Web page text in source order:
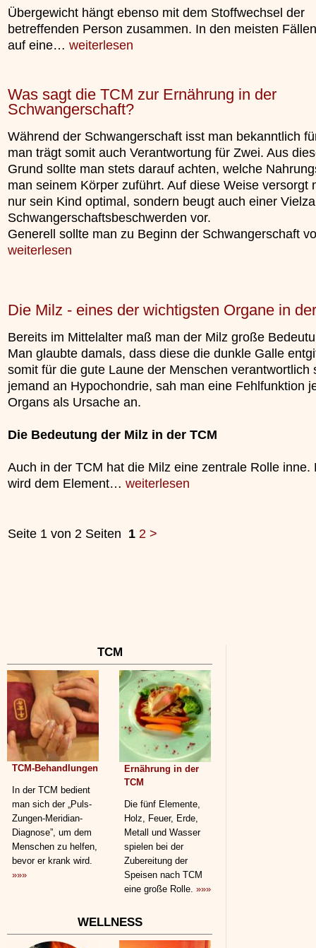
Übergewicht hängt ebenso mit dem Stoffwechsel der
betreffenden Person zusammen. In den meisten
auf eine… weiterlesen
Was sagt die TCM zur Ernährung in der
Schwangerschaft?
Während der Schwangerschaft isst man bekanntlich
man trägt somit auch Verantwortung für Zwei. Aus
Grund sollte man stets darauf achten, welche
man seinem Körper zuführt. Auf diese Weise versorgt
nur sein Kind optimal, sondern beugt auch einer
Schwangerschaftsbeschwerden vor.
Generell sollte man zu Beginn der Schwangerschaft
weiterlesen
Die Milz - eines der wichtigsten Organe in
Bereits im Mittelalter maß man der Milz große
Man glaubte damals, dass diese die dunkle Galle
somit für die gute Laune der Menschen verantwortlich
jemand an Hypochondrie, sah man eine Fehlfunktion
Organs als Ursache an.
Die Bedeutung der Milz in der TCM
Auch in der TCM hat die Milz eine zentrale Rolle inne.
wird dem Element… weiterlesen
Seite 1 von 2 Seiten 1 2 >
TCM
TCM-Behandlungen
In der TCM bedient
man sich der „Puls-
Zungen-Meridian-
Diagnose”, um dem
Menschen zu helfen,
bevor er krank wird.
»»»
Ernährung in der
TCM
Die fünf Elemente,
Holz, Feuer, Erde,
Metall und Wasser
spielen bei der
Zubereitung der
Speisen nach TCM
eine große Rolle. »»»
WELLNESS